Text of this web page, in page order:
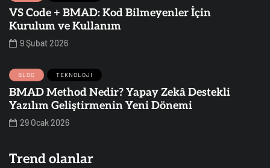
VS Code + BMAD: Kod Bilmeyenler İçin
Kurulum ve Kullanım
9 Şubat 2026
BLOG TEKNOLOJI
BMAD Method Nedir? Yapay Zekâ Destekli
Yazılım Geliştirmenin Yeni Dönemi
29 Ocak 2026
Trend olanlar